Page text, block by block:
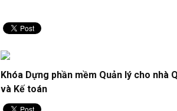
Khóa Dựng phần mềm Quản lý cho nhà
và Kế toán